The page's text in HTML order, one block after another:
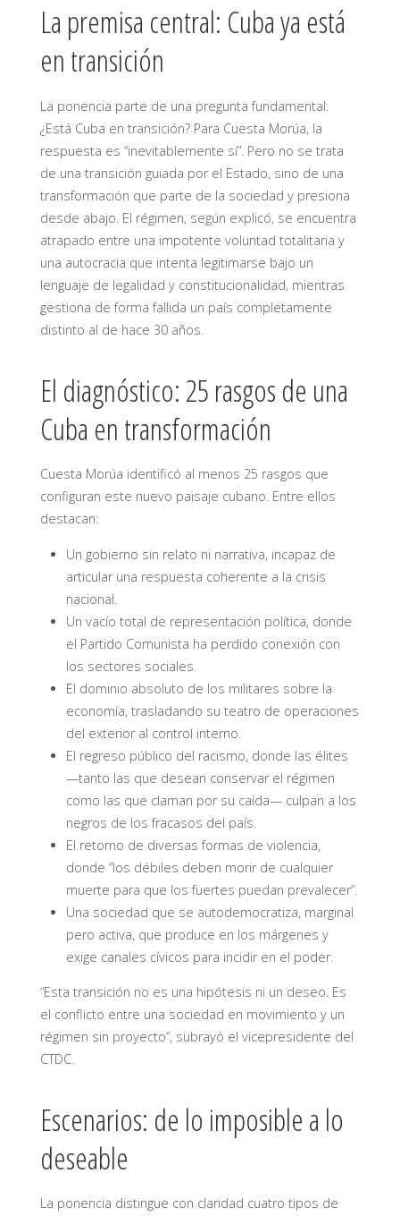
La premisa central: Cuba ya está
en transición
La ponencia parte de una pregunta fundamental:
¿Está Cuba en transición? Para Cuesta Morúa, la
respuesta es “inevitablemente sí”. Pero no se trata
de una transición guiada por el Estado, sino de una
transformación que parte de la sociedad y presiona
desde abajo. El régimen, según explicó, se encuentra
atrapado entre una impotente voluntad totalitaria y
una autocracia que intenta legitimarse bajo un
lenguaje de legalidad y constitucionalidad, mientras
gestiona de forma fallida un país completamente
distinto al de hace 30 años.
El diagnóstico: 25 rasgos de una
Cuba en transformación
Cuesta Morúa identificó al menos 25 rasgos que
configuran este nuevo paisaje cubano. Entre ellos
destacan:
Un gobierno sin relato ni narrativa, incapaz de
articular una respuesta coherente a la crisis
nacional.
Un vacío total de representación política, donde
el Partido Comunista ha perdido conexión con
los sectores sociales.
El dominio absoluto de los militares sobre la
economía, trasladando su teatro de operaciones
del exterior al control interno.
El regreso público del racismo, donde las élites
—tanto las que desean conservar el régimen
como las que claman por su caída— culpan a los
negros de los fracasos del país.
El retorno de diversas formas de violencia,
donde “los débiles deben morir de cualquier
muerte para que los fuertes puedan prevalecer”.
Una sociedad que se autodemocratiza, marginal
pero activa, que produce en los márgenes y
exige canales cívicos para incidir en el poder.
“Esta transición no es una hipótesis ni un deseo. Es
el conflicto entre una sociedad en movimiento y un
régimen sin proyecto”, subrayó el vicepresidente del
CTDC.
Escenarios: de lo imposible a lo
deseable
La ponencia distingue con claridad cuatro tipos de